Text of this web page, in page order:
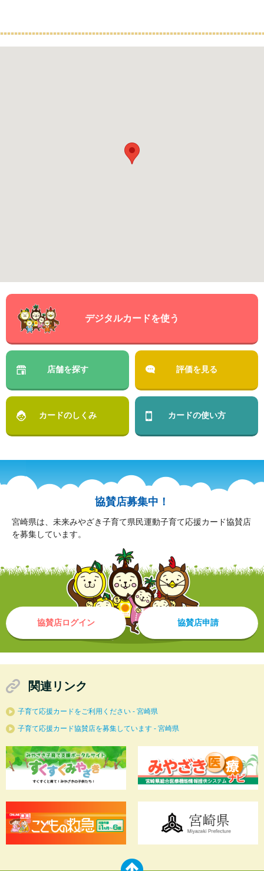
デジタルカードを使う
店舗を探す 評価を見る
カードのしくみ カードの使い方
協賛店募集中！
宮崎県は、未来みやざき子育て県民運動子育て応援カード協賛店
を募集しています。
協賛店ログイン 協賛店申請
関連リンク
子育て応援カードをご利用ください - 宮崎県
子育て応援カード協賛店を募集しています - 宮崎県